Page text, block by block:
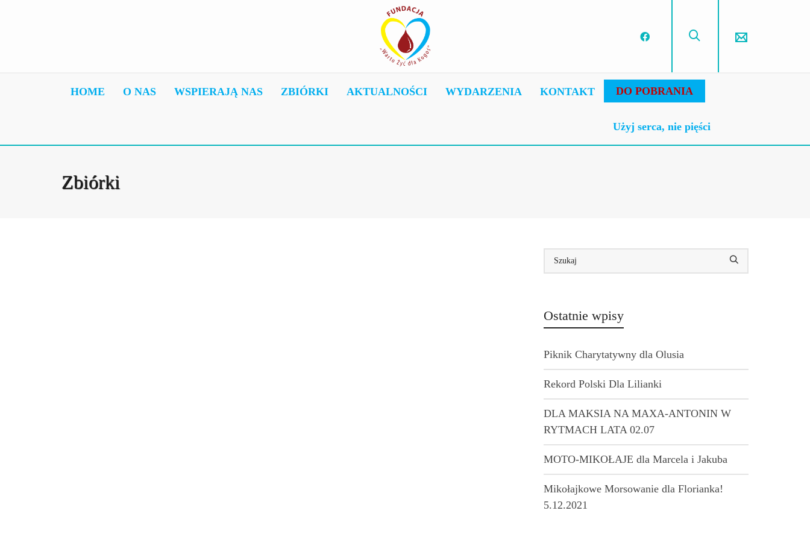
HOME O NAS WSPIERAJĄ NAS ZBIÓRKI AKTUALNOŚCI WYDARZENIA KONTAKT DO POBRANIA
Użyj serca, nie pięści
Zbiórki
Ostatnie wpisy
Piknik Charytatywny dla Olusia
Rekord Polski Dla Lilianki
DLA MAKSIA NA MAXA-ANTONIN W
RYTMACH LATA 02.07
MOTO-MIKOŁAJE dla Marcela i Jakuba
Mikołajkowe Morsowanie dla Florianka!
5.12.2021